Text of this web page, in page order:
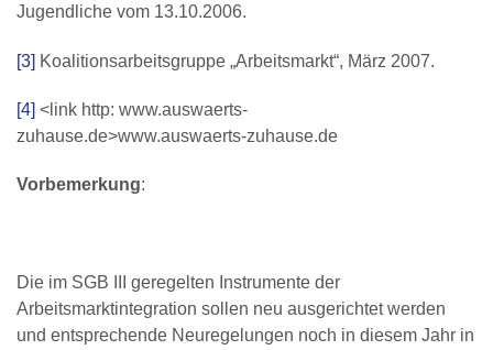
Jugendliche vom 13.10.2006.
[3] Koalitionsarbeitsgruppe „Arbeitsmarkt“, März 2007.
[4] <link http: www.auswaerts-
zuhause.de>www.auswaerts-zuhause.de
Vorbemerkung:
Die im SGB III geregelten Instrumente der
Arbeitsmarktintegration sollen neu ausgerichtet werden
und entsprechende Neuregelungen noch in diesem Jahr in